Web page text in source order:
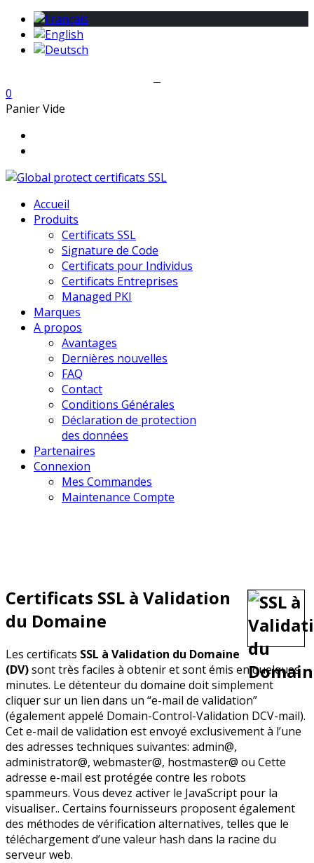
0
Panier Vide
Accueil
Produits
Certificats SSL
Signature de Code
Certificats pour Individus
Certificats Entreprises
Managed PKI
Marques
A propos
Avantages
Dernières nouvelles
FAQ
Contact
Conditions Générales
Déclaration de protection
des données
Partenaires
Connexion
Mes Commandes
Maintenance Compte
Certificats SSL à Validation
du Domaine
Les certificats SSL à Validation du Domaine
(DV)sont très faciles à obtenir et sont émis en quelques
minutes. Le détenteur du domaine doit simplement
cliquer sur un lien dans un “e-mail de validation”
(également appelé Domain-Control-Validation DCV-mail).
Cet e-mail de validation est envoyé exclusivement à l’une
des adresses techniques suivantes: admin@,
administrator@, webmaster@, hostmaster@ ou Cette
adresse e-mail est protégée contre les robots
spammeurs. Vous devez activer le JavaScript pour la
visualiser.. Certains fournisseurs proposent également
des méthodes de vérification alternatives, telles que le
téléchargement d’une valeur hash dans la racine du
serveur web.